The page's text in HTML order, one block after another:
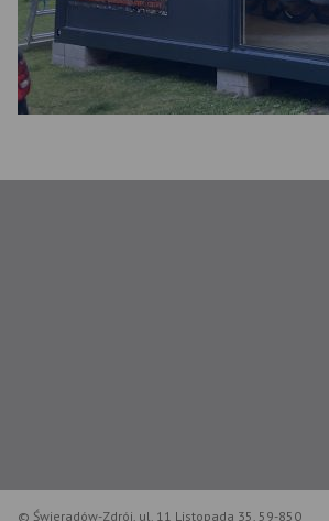
© Świeradów-Zdrój, ul. 11 Listopada 35, 59-850